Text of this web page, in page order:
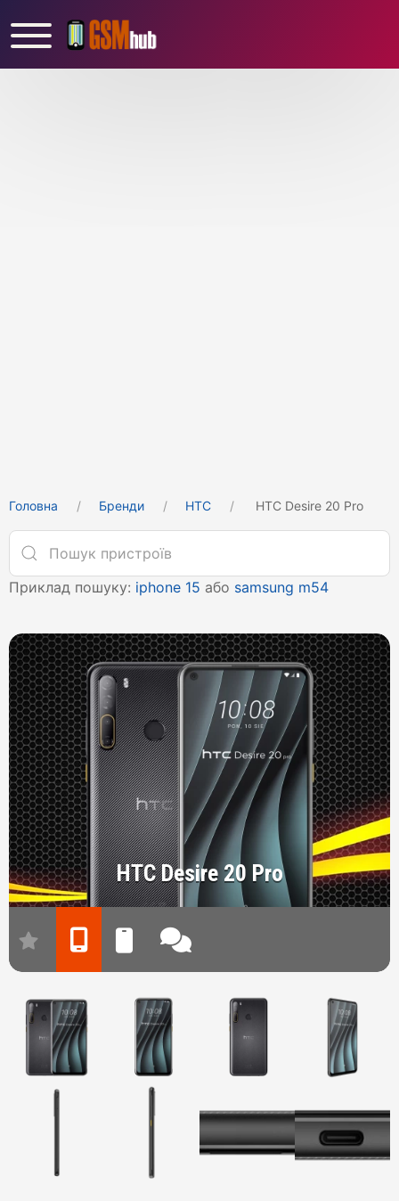
Головна Бренди HTC HTC Desire 20 Pro
Приклад пошуку: iphone 15 або samsung m54
HTC Desire 20 Pro